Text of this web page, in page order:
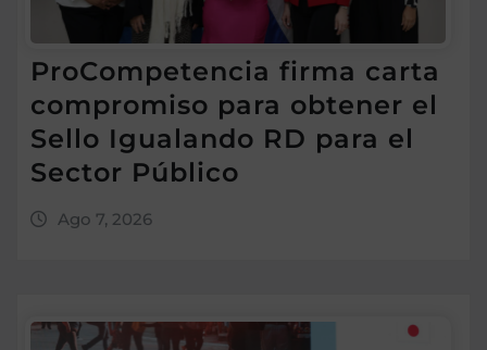
ProCompetencia firma carta
compromiso para obtener el
Sello Igualando RD para el
Sector Público
Ago 7, 2026